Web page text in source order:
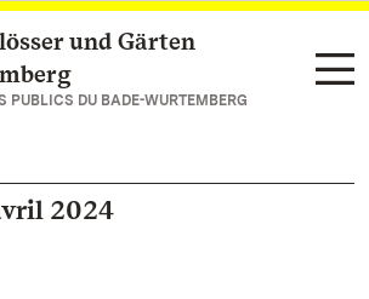
und Gärten
PUBLICS DU BADE-WURTEMBERG
2024